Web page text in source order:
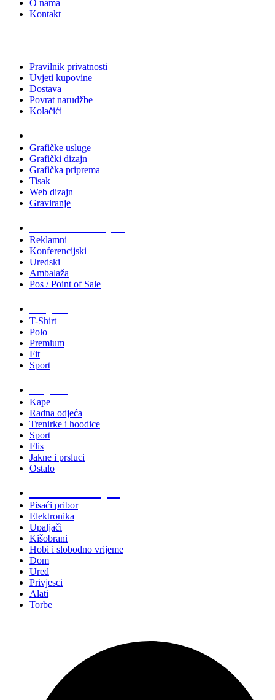
O nama
Kontakt
Pravilnik privatnosti
Uvjeti kupovine
Dostava
Povrat narudžbe
Kolačići
Grafičke usluge
Grafički dizajn
Grafička priprema
Tisak
Web dizajn
Graviranje
Reklamni
Konferencijski
Uredski
Ambalaža
Pos / Point of Sale
T-Shirt
Polo
Premium
Fit
Sport
Kape
Radna odjeća
Trenirke i hoodice
Sport
Flis
Jakne i prsluci
Ostalo
Pisaći pribor
Elektronika
Upaljači
Kišobrani
Hobi i slobodno vrijeme
Dom
Ured
Privjesci
Alati
Torbe